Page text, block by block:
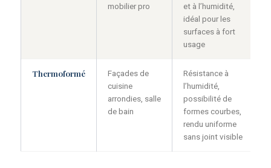
mobilier pro
et à l’humidité,
idéal pour les
surfaces à fort
usage
Thermoformé
Façades de
cuisine
arrondies, salle
de bain
Résistance à
l’humidité,
possibilité de
formes courbes,
rendu uniforme
sans joint visible